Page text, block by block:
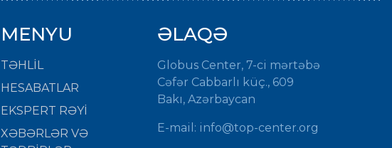
MENYU
TƏHLİL
HESABATLAR
EKSPERT RƏYİ
XƏBƏRLƏR VƏ
ƏLAQƏ
Globus Center, 7-ci mərtəbə
Cəfər Cabbarlı küç., 609
Bakı, Azərbaycan
E-mail: info@top-center.org